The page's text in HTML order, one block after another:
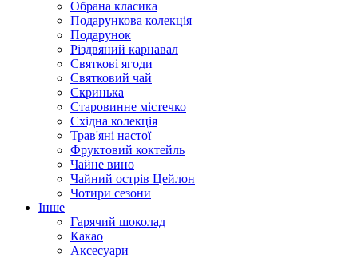
Обрана класика
Подарункова колекція
Подарунок
Різдвяний карнавал
Святкові ягоди
Святковий чай
Скринька
Старовинне містечко
Східна колекція
Трав'яні настої
Фруктовий коктейль
Чайне вино
Чайний острів Цейлон
Чотири сезони
Інше
Гарячий шоколад
Какао
Аксесуари